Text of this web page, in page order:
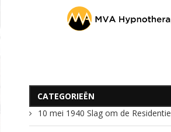
CATEGORIEËN
10 mei 1940 Slag om de Residentie